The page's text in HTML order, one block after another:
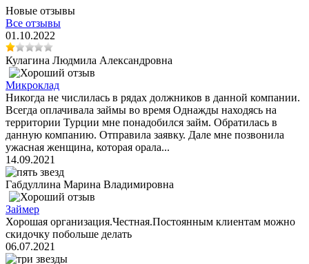
Новые отзывы
Все отзывы
01.10.2022
Кулагина Людмила Александровна
Микроклад
Никогда не числилась в рядах должников в данной компании.
Всегда оплачивала займы во время Однажды находясь на
территории Турции мне понадобился займ. Обратилась в
данную компанию. Отправила заявку. Дале мне позвонила
ужасная женщина, которая орала...
14.09.2021
Габдуллина Марина Владимировна
Займер
Хорошая организация.Честная.Постоянным клиентам можно
скидочку побольше делать
06.07.2021